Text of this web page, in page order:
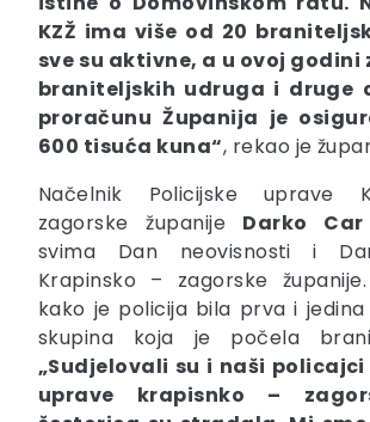
KZŽ ima više od 20
sve su aktivne, a u ovoj godini
braniteljskih udruga i druge
proračunu Županija je
600 tisuća kuna“, rekao je
Načelnik Policijske uprave
zagorske županije Darko Car
svima Dan neovisnosti i
Krapinsko – zagorske
kako je policija bila prva i
skupina koja je počela
„Sudjelovali su i naši
uprave krapisnko –